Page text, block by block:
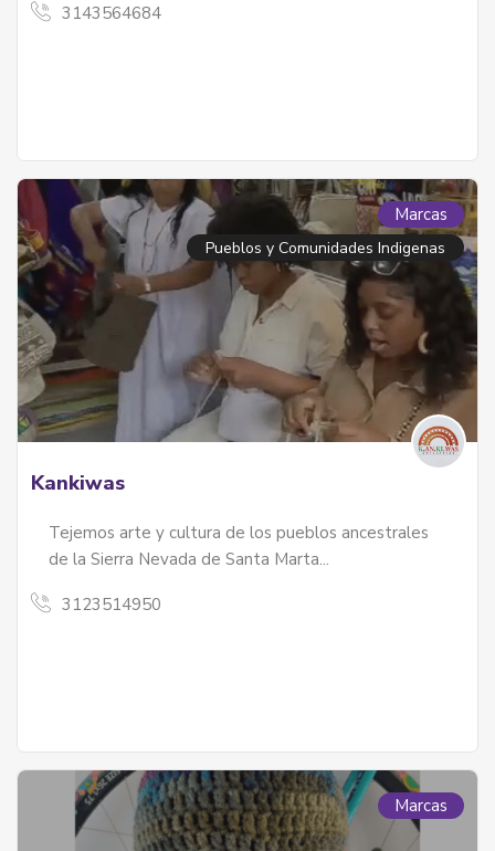
3143564684
Marcas
Pueblos y Comunidades Indigenas
Kankiwas
Tejemos arte y cultura de los pueblos ancestrales
de la Sierra Nevada de Santa Marta...
3123514950
Marcas